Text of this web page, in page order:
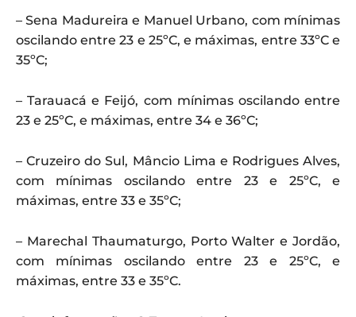
– Sena Madureira e Manuel Urbano, com mínimas
oscilando entre 23 e 25ºC, e máximas, entre 33ºC e
35ºC;
– Tarauacá e Feijó, com mínimas oscilando entre
23 e 25ºC, e máximas, entre 34 e 36ºC;
– Cruzeiro do Sul, Mâncio Lima e Rodrigues Alves,
com mínimas oscilando entre 23 e 25ºC, e
máximas, entre 33 e 35ºC;
– Marechal Thaumaturgo, Porto Walter e Jordão,
com mínimas oscilando entre 23 e 25ºC, e
máximas, entre 33 e 35ºC.